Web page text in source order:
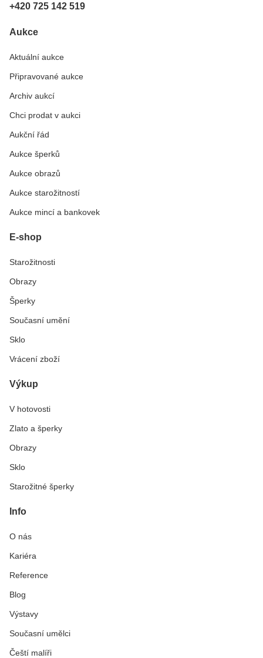
+420 725 142 519
Aukce
Aktuální aukce
Připravované aukce
Archiv aukcí
Chci prodat v aukci
Aukční řád
Aukce šperků
Aukce obrazů
Aukce starožitností
Aukce mincí a bankovek
E-shop
Starožitnosti
Obrazy
Šperky
Současní umění
Sklo
Vrácení zboží
Výkup
V hotovosti
Zlato a šperky
Obrazy
Sklo
Starožitné šperky
Info
O nás
Kariéra
Reference
Blog
Výstavy
Současní umělci
Čeští malíři